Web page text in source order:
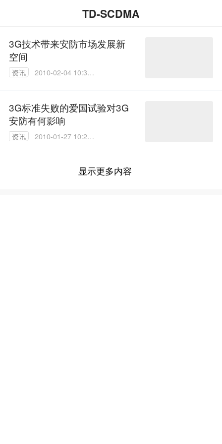
TD-SCDMA
3G技术带来安防市场发展新
空间
资讯
2010-02-04 10:38:
3G标准失败的爱国试验对3G
安防有何影响
资讯
2010-01-27 10:23:
显示更多内容